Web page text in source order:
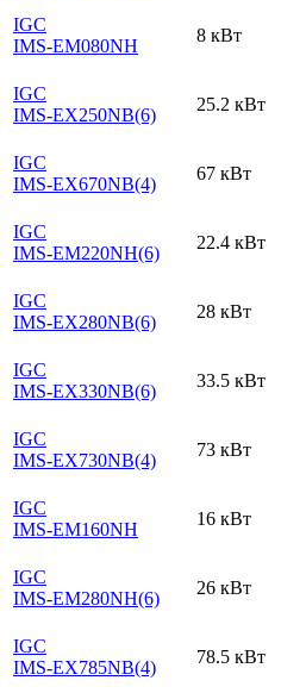
IGC
IMS-EM080NH
8 кВт
IGC
IMS-EX250NB(6)
25.2 кВт
IGC
IMS-EX670NB(4)
67 кВт
IGC
IMS-EM220NH(6)
22.4 кВт
IGC
IMS-EX280NB(6)
28 кВт
IGC
IMS-EX330NB(6)
33.5 кВт
IGC
IMS-EX730NB(4)
73 кВт
IGC
IMS-EM160NH
16 кВт
IGC
IMS-EM280NH(6)
26 кВт
IGC
IMS-EX785NB(4)
78.5 кВт